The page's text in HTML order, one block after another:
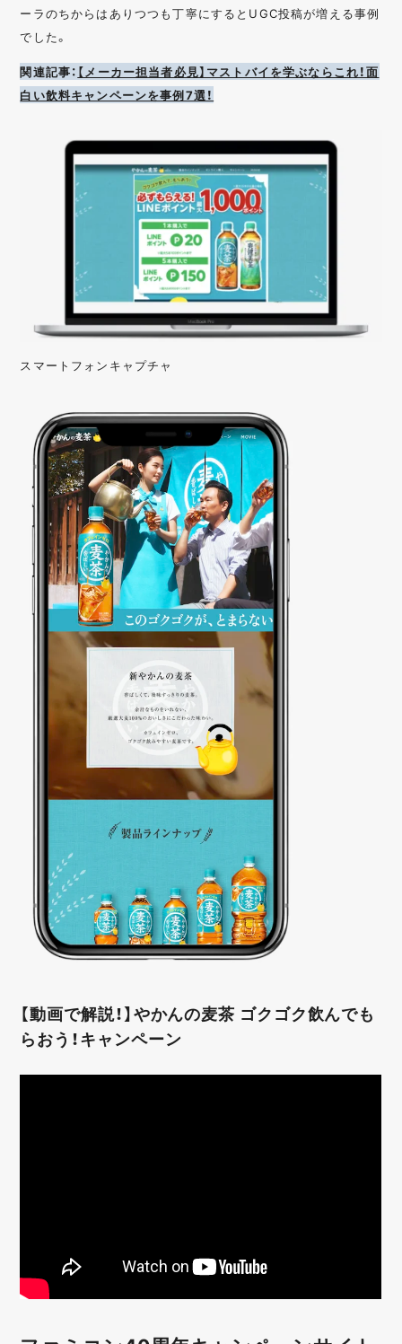
ーラのちからはありつつも丁寧にするとUGC投稿が増える事例
でした。
関連記事： 【メーカー担当者必見】マストバイを学ぶならこれ！面
白い飲料キャンペーンを事例7選！
スマートフォンキャプチャ
【動画で解説！】やかんの麦茶 ゴクゴク飲んでも
らおう！キャンペーン